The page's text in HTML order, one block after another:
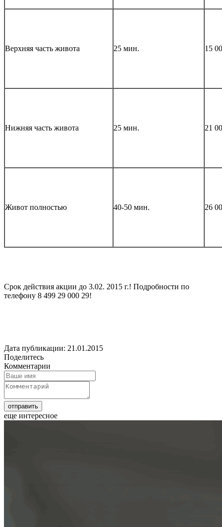
Верхняя часть живота 25 мин. 15
Нижняя часть живота 25 мин. 21
Живот полностью 40-50 мин. 26
Срок действия акции до 3.02. 2015 г.! Подробности по
телефону 8 499 29 000 29!
Дата публикации: 21.01.2015
Поделитесь
Комментарии
еще интересное